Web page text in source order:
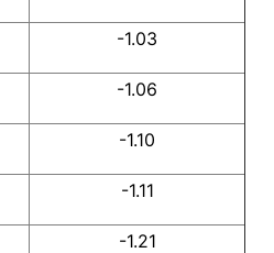
-1.03
-1.06
-1.10
-1.11
-1.21